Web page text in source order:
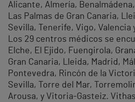
Alicante, Almería,
Las Palmas de Gran Canaria,
Sevilla, Tenerife, Vigo, Valencia
Los 29 centros médicos se
Elche, El Ejido, Fuengirola,
Gran Canaria, Lleida, Madrid,
Pontevedra, Rincón de la
Sevilla, Torre del Mar,
Arousa, y Vitoria-Gasteiz.